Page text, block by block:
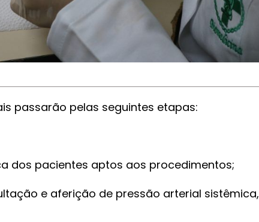
passarão pelas seguintes etapas:
dos pacientes aptos aos procedimentos;
e aferição de pressão arterial sistêmica,